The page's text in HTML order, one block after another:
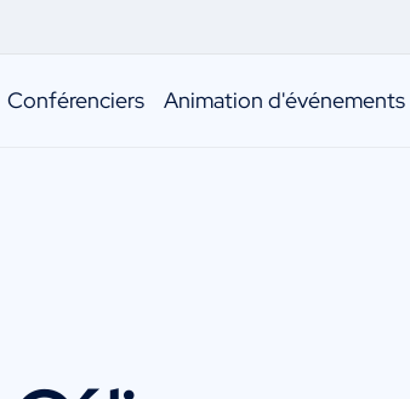
Conférenciers Animation d'événements